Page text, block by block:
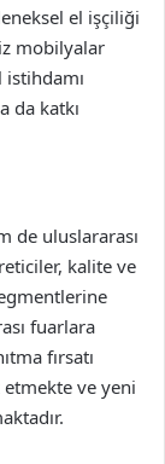
el işçiliği
mobilyalar
istihdamı
da katkı
de uluslararası
kalite ve
fuarlara
fırsatı
ve yeni